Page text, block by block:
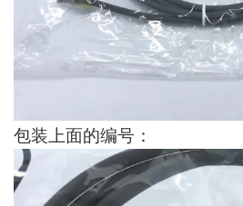
包装上面的编号：